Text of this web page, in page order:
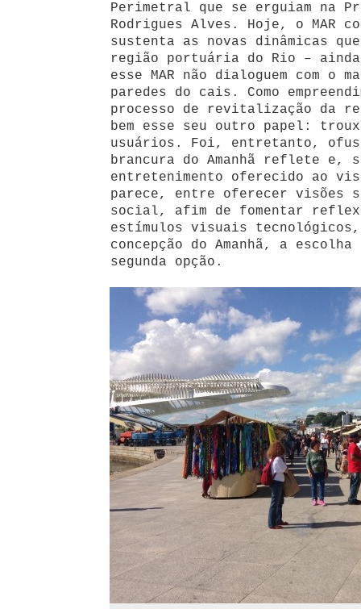
Perimetral que se erguiam na
Rodrigues Alves. Hoje, o MAR
sustenta as novas dinâmicas
região portuária do Rio –
esse MAR não dialoguem com o
paredes do cais. Como
processo de revitalização da
bem esse seu outro papel:
usuários. Foi, entretanto,
brancura do Amanhã reflete e,
entretenimento oferecido ao
parece, entre oferecer visões
social, afim de fomentar
estímulos visuais
concepção do Amanhã, a
segunda opção.